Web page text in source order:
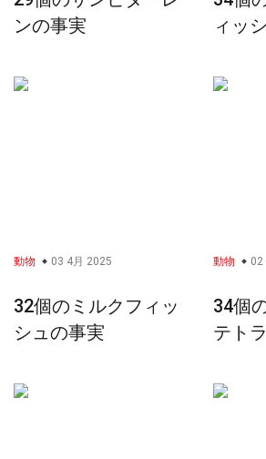
ンの事実
ィッ
動物 03 4月 2025
32個のミルクフィッ
シュの事実
動物 02
34個
テト